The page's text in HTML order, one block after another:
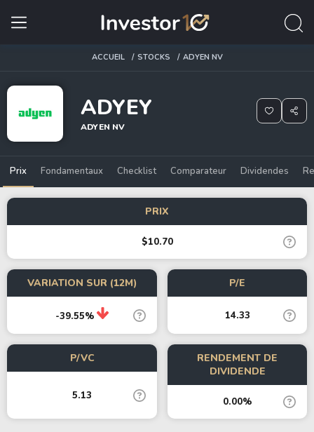
ACCUEIL STOCKS ADYEN NV
ADYEY
ADYEN NV
Prix Fondamentaux Checklist Comparateur Dividendes
PRIX
$10.70
VARIATION SUR (12M)
-39.55%
P/E
14.33
P/VC
5.13
RENDEMENT DE
DIVIDENDE
0.00%